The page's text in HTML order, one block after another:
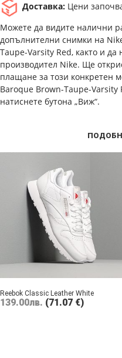
Доставка: Цени
Можете да видите налични
допълнителни снимки на
Taupe-Varsity Red, както и
производител Nike. Ще
плащане за този конкретен
Baroque Brown-Taupe-
натиснете бутона „Виж“.
Reebok Classic Leather White
139.00лв. (71.07 €)